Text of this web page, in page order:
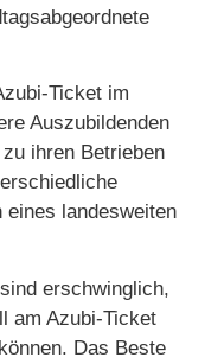
Ticket im
Auszubildenden
ihren Betrieben
eines landesweiten
erschwinglich,
am Azubi-Ticket
Das Beste